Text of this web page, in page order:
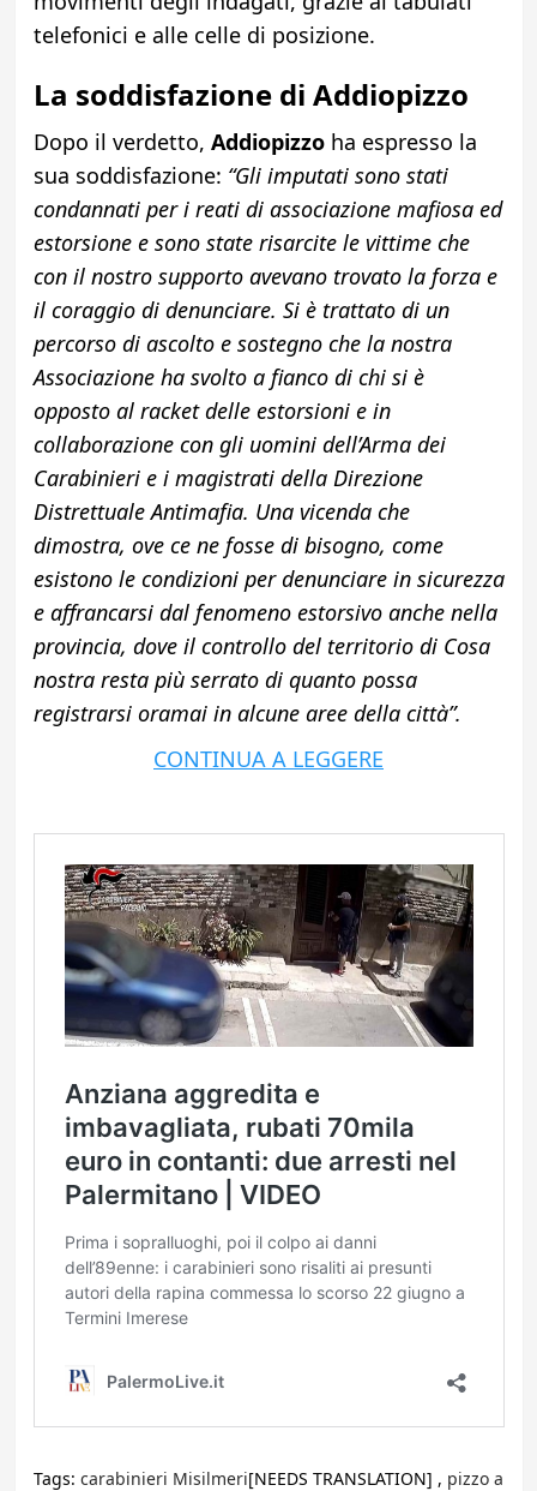
telefonici e alle celle di posizione.
La soddisfazione di Addiopizzo
Dopo il verdetto, Addiopizzoha espresso la
sua soddisfazione: “Gli imputati sono stati
condannati per i reati di associazione mafiosa ed
estorsione e sono state risarcite le vittime che
con il nostro supporto avevano trovato la forza e
il coraggio di denunciare. Si è trattato di un
percorso di ascolto e sostegno che la nostra
Associazione ha svolto a fianco di chi si è
opposto al racket delle estorsioni e in
collaborazione con gli uomini dell’Arma dei
Carabinieri e i magistrati della Direzione
Distrettuale Antimafia. Una vicenda che
dimostra, ove ce ne fosse di bisogno, come
esistono le condizioni per denunciare in sicurezza
e affrancarsi dal fenomeno estorsivo anche nella
provincia, dove il controllo del territorio di Cosa
nostra resta più serrato di quanto possa
registrarsi oramai in alcune aree della città”.
CONTINUA A LEGGERE
Tags: carabinieri Misilmeri[NEEDS TRANSLATION] , pizzo a